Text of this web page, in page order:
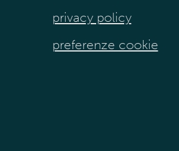
privacy policy
preferenze cookie